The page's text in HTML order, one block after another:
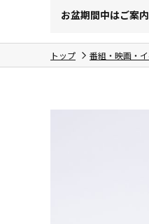
お盆期間中はご案
トップ 番組・映画・